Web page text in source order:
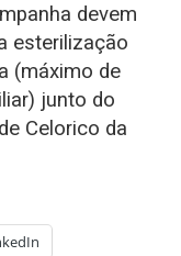
devem
esterilização
(máximo de
junto do
Celorico da